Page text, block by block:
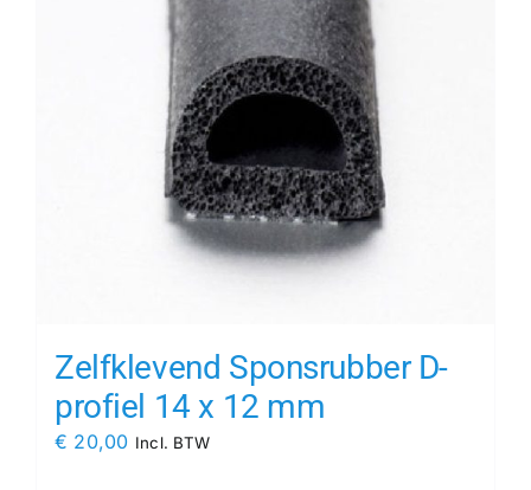
Zelfklevend Sponsrubber D-
profiel 14 x 12 mm
€ 20,00 Incl. BTW